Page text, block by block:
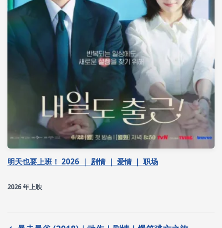
明天也要上班！ 2026 ｜ 剧情 ｜ 爱情 ｜ 职场
2026 年上映